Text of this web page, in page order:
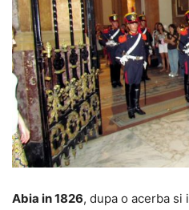
Abia in 1826, dupa o acerba si